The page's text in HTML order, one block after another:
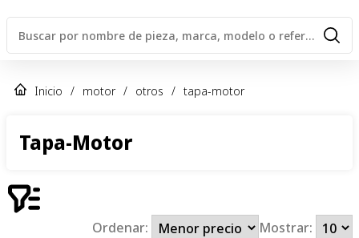
Inicio / motor / otros / tapa-motor
Tapa-Motor
Ordenar: Mostrar: